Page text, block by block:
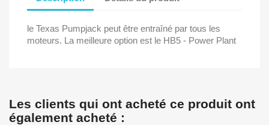
le Texas Pumpjack peut être entraîné par tous les
moteurs. La meilleure option est le HB5 - Power Plant
Les clients qui ont acheté ce produit ont
également acheté :